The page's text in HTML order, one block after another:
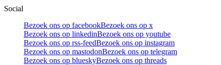
Social
Bezoek ons op facebookBezoek ons op x
Bezoek ons op linkedinBezoek ons op youtube
Bezoek ons op rss-feedBezoek ons op instagram
Bezoek ons op mastodonBezoek ons op telegram
Bezoek ons op blueskyBezoek ons op threads